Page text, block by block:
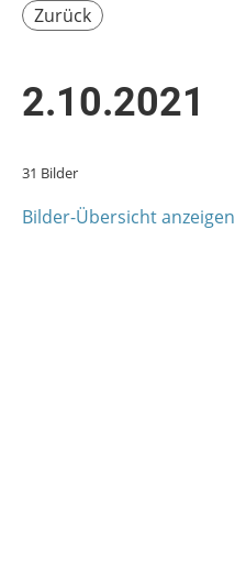
Zurück
2.10.2021
31 Bilder
Bilder-Übersicht anzeigen